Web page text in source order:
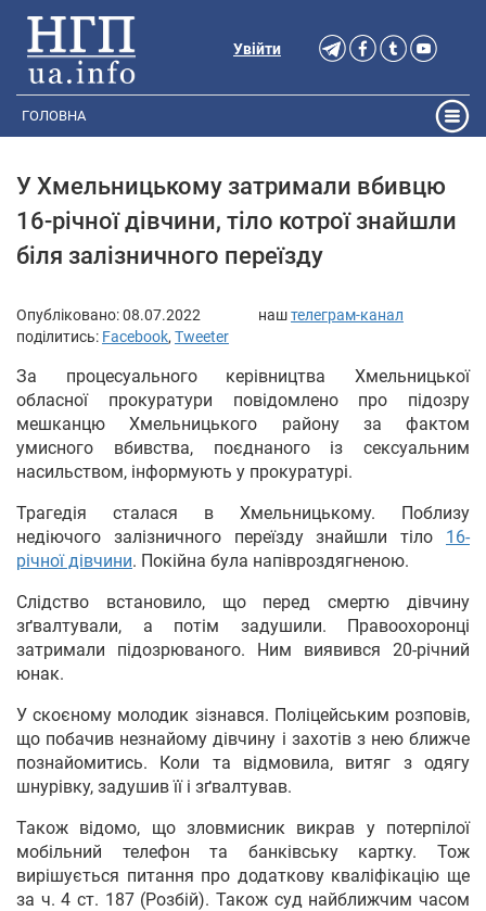
Увійти
ГОЛОВНА
У Хмельницькому затримали вбивцю
16-річної дівчини, тіло котрої знайшли
біля залізничного переїзду
Опубліковано:08.07.2022 наштелеграм-канал
поділитись: Facebook, Tweeter
За процесуального керівництва Хмельницької
обласної прокуратури повідомлено про підозру
мешканцю Хмельницького району за фактом
умисного вбивства, поєднаного із сексуальним
насильством, інформують у прокуратурі.
Трагедія сталася в Хмельницькому. Поблизу
недіючого залізничного переїзду знайшли тіло 16-
річної дівчини. Покійна була напівроздягненою.
Слідство встановило, що перед смертю дівчину
зґвалтували, а потім задушили. Правоохоронці
затримали підозрюваного. Ним виявився 20-річний
юнак.
У скоєному молодик зізнався. Поліцейським розповів,
що побачив незнайому дівчину і захотів з нею ближче
познайомитись. Коли та відмовила, витяг з одягу
шнурівку, задушив її і зґвалтував.
Також відомо, що зловмисник викрав у потерпілої
мобільний телефон та банківську картку. Тож
вирішується питання про додаткову кваліфікацію ще
за ч. 4 ст. 187 (Розбій). Також суд найближчим часом